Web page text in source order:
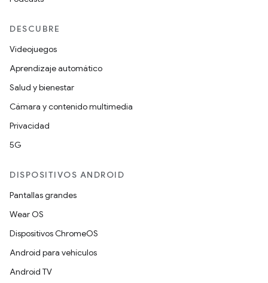
DESCUBRE
Videojuegos
Aprendizaje automático
Salud y bienestar
Cámara y contenido multimedia
Privacidad
5G
DISPOSITIVOS ANDROID
Pantallas grandes
Wear OS
Dispositivos ChromeOS
Android para vehículos
Android TV